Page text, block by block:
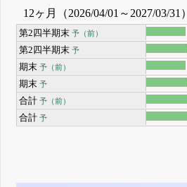
12ヶ月（2026/04/01～2027/03/31）
第2四半期末予（前）
第2四半期末予
期末予（前）
期末予
合計予（前）
合計予